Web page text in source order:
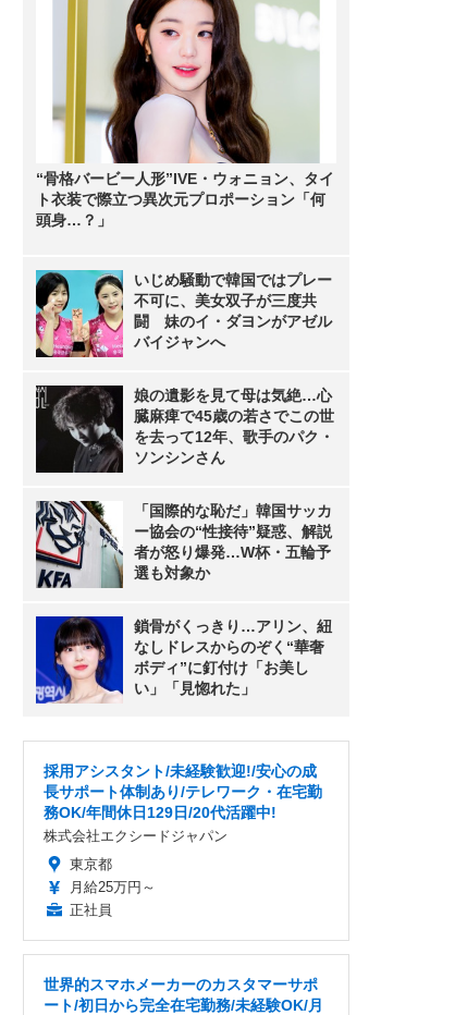
“骨格バービー人形”IVE・ウォニョン、タイ
ト衣装で際立つ異次元プロポーション「何
頭身…？」
いじめ騒動で韓国ではプレー
不可に、美女双子が三度共
闘 妹のイ・ダヨンがアゼル
バイジャンへ
娘の遺影を見て母は気絶…心
臓麻痺で45歳の若さでこの世
を去って12年、歌手のパク・
ソンシンさん
「国際的な恥だ」韓国サッカ
ー協会の“性接待”疑惑、解説
者が怒り爆発…W杯・五輪予
選も対象か
鎖骨がくっきり…アリン、紐
なしドレスからのぞく“華奢
ボディ”に釘付け「お美し
い」「見惚れた」
採用アシスタント/未経験歓迎!/安心の成
長サポート体制あり/テレワーク・在宅勤
務OK/年間休日129日/20代活躍中!
株式会社エクシードジャパン
東京都
月給25万円～
正社員
世界的スマホメーカーのカスタマーサポ
ート/初日から完全在宅勤務/未経験OK/月